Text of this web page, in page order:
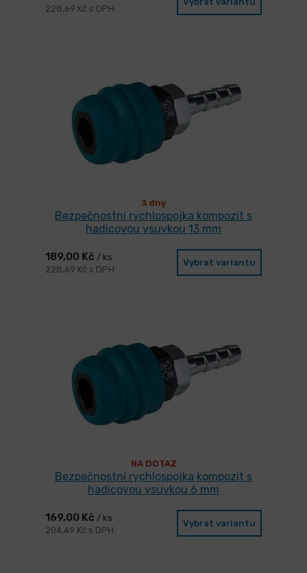
228,69 Kč s DPH
3 dny
Bezpečnostní rychlospojka kompozit s
hadicovou vsuvkou 13 mm
189,00 Kč / ks
228,69 Kč s DPH
Vybrat variantu
NA DOTAZ
Bezpečnostní rychlospojka kompozit s
hadicovou vsuvkou 6 mm
169,00 Kč / ks
204,49 Kč s DPH
Vybrat variantu